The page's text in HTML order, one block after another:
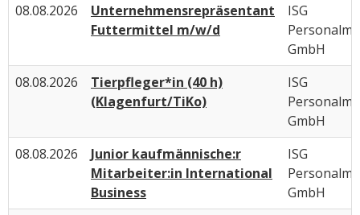
08.08.2026
Unternehmensrepräsentant
Futtermittel m/w/d
ISG
GmbH
08.08.2026
Tierpfleger*in (40 h)
(Klagenfurt/TiKo)
ISG
GmbH
08.08.2026
Junior kaufmännische:r
Mitarbeiter:in International
Business
ISG
GmbH